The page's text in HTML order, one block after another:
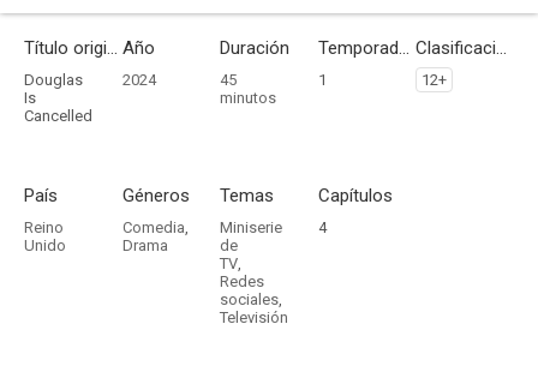
Título original
Douglas
Is
Cancelled
Año
2024
Duración
45
minutos
Temporadas
1
Clasificación por edades
12+
País
Reino
Unido
Géneros
Comedia,
Drama
Temas
Miniserie
de
TV,
Redes
sociales,
Televisión
Capítulos
4